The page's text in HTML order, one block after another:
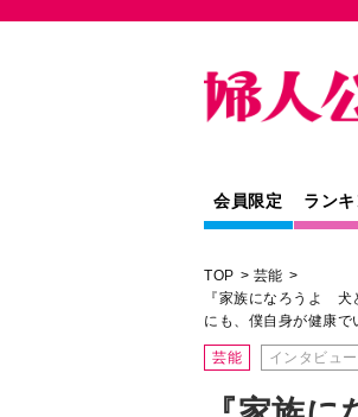
会員限定 ラン
TOP
芸能
『家族になろうよ 犬
にも、僕自身が健康で
芸能 インタビュー